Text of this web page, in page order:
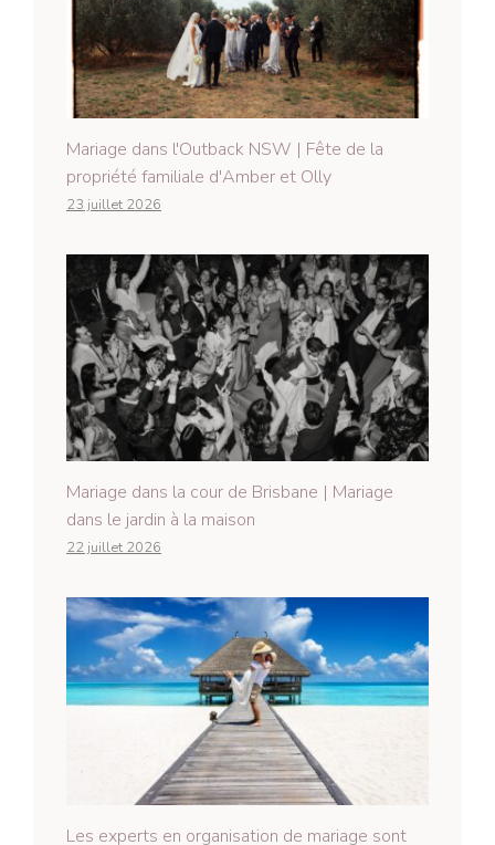
Mariage dans l'Outback NSW | Fête de la
propriété familiale d'Amber et Olly
23 juillet 2026
Mariage dans la cour de Brisbane | Mariage
dans le jardin à la maison
22 juillet 2026
Les experts en organisation de mariage sont